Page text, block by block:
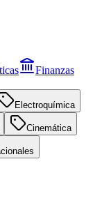
Finanzas
Electroquímica
Cinemática